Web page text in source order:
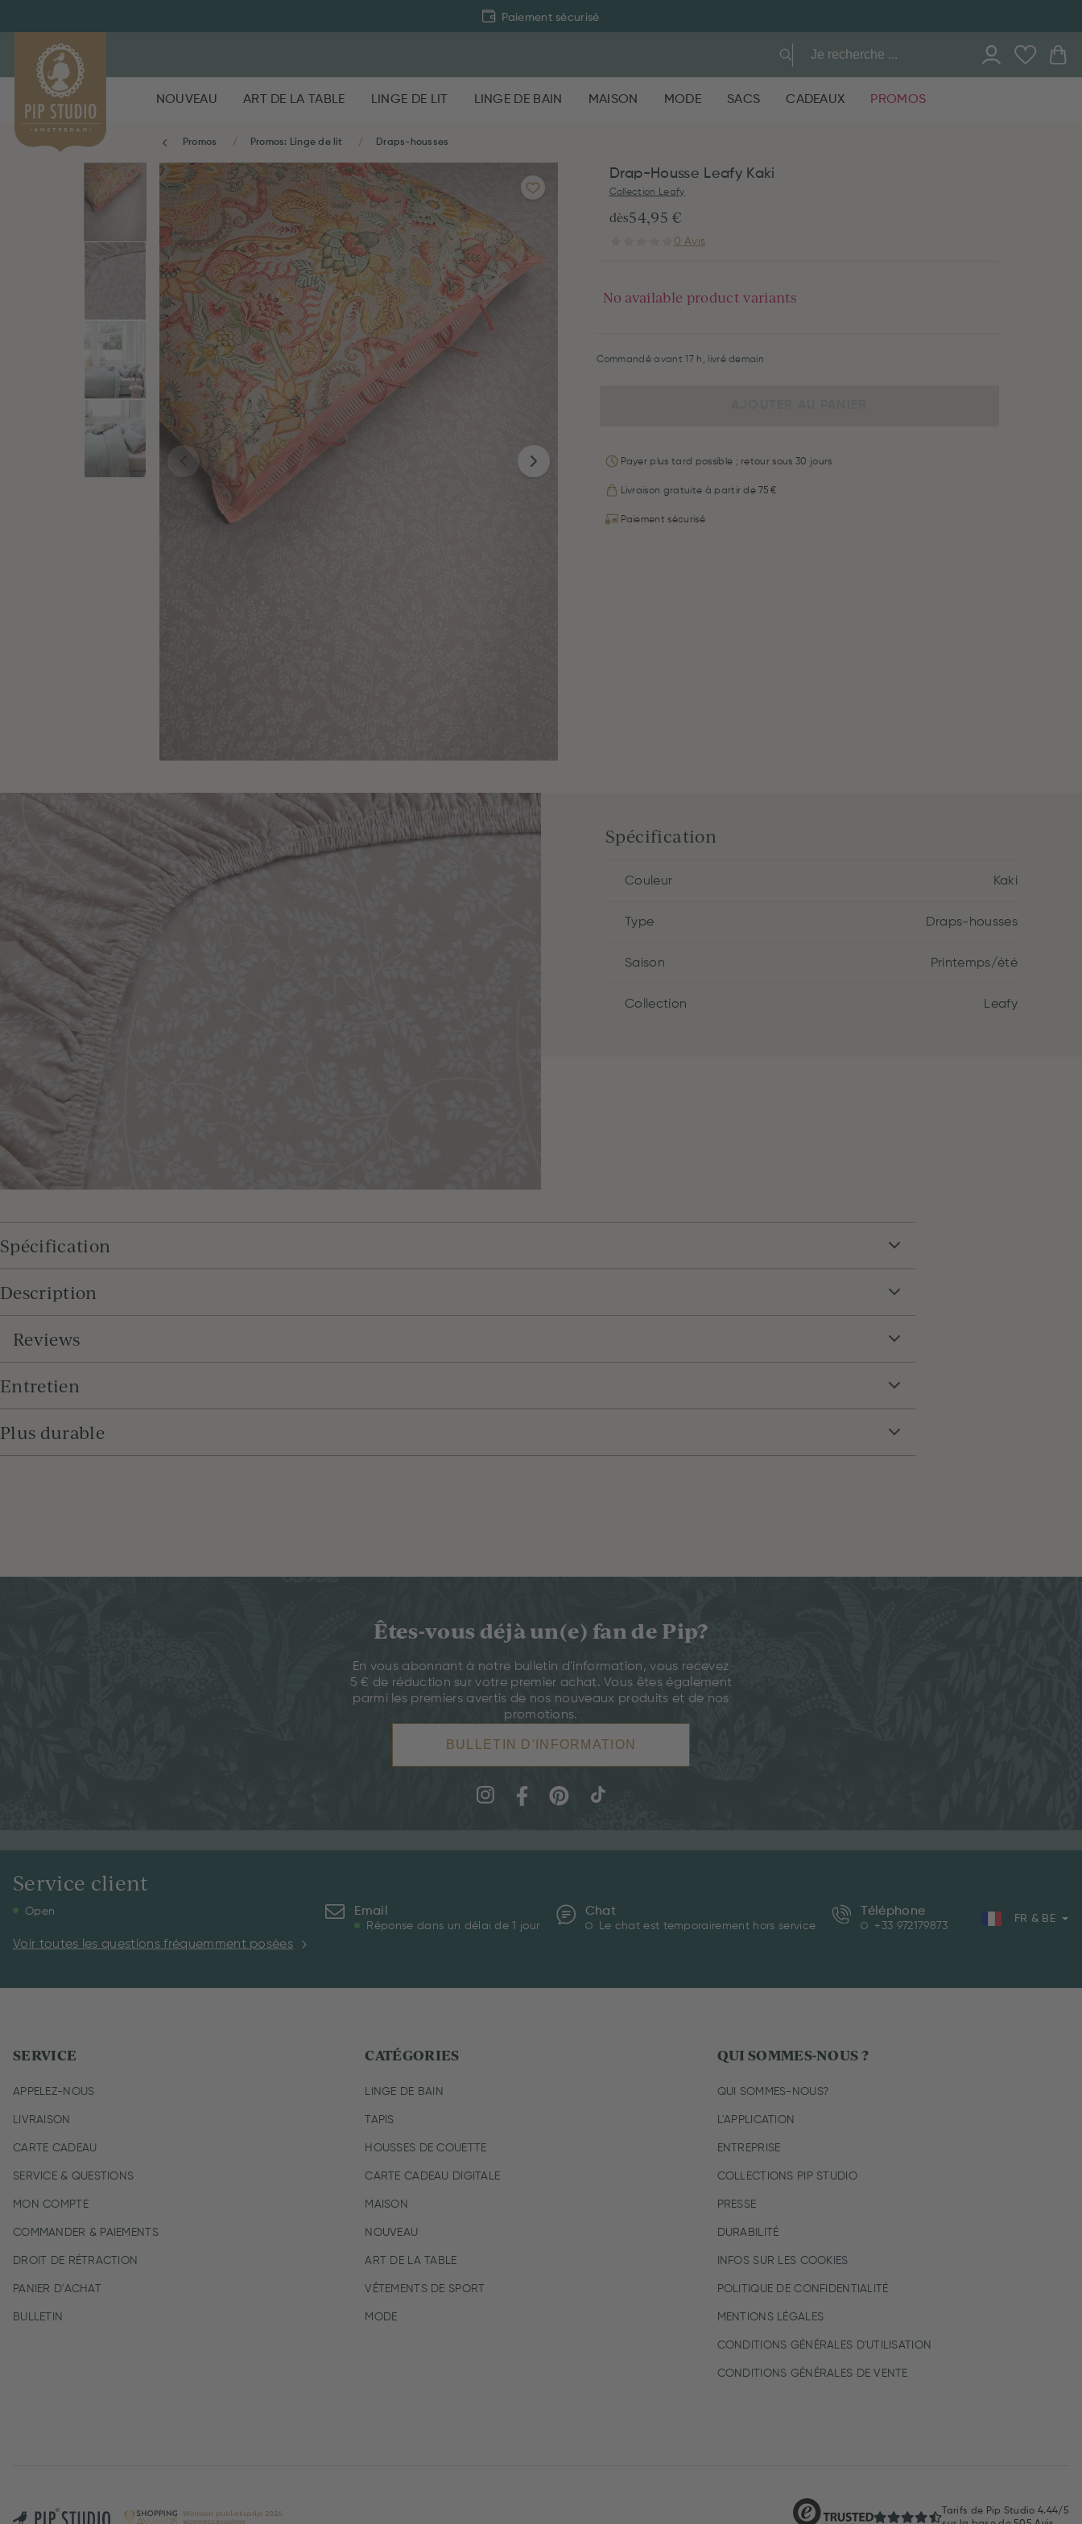
Paiement sécurisé
NOUVEAU ART DE LA TABLE LINGE DE LIT LINGE DE BAIN MAISON MODE SACS CADEAUX PROMOS
Promos Promos: Linge de lit Draps-housses
Drap-Housse Leafy Kaki
Collection Leafy
dès54,95 €
0 Avis
No available product variants
Commandé avant 17 h, livré demain
Payer plus tard possible ; retour sous 30 jours
Livraison gratuite à partir de 75 €
Paiement sécurisé
Spécification
Couleur Kaki
Type Draps-housses
Saison Printemps/été
Collection Leafy
Spécification
Description
Reviews
Entretien
Plus durable
Êtes-vous déjà un(e) fan de Pip?
En vous abonnant à notre bulletin d'information, vous recevez
5 € de réduction sur votre premier achat. Vous êtes également
parmi les premiers avertis de nos nouveaux produits et de nos
promotions.
BULLETIN D'INFORMATION
Service client
Open
Voir toutes les questions fréquemment posées
Email
Réponse dans un délai de 1 jour
Chat
Le chat est temporairement hors service
Téléphone
+33 972179873
FR & BE
SERVICE
APPELEZ-NOUS
LIVRAISON
CARTE CADEAU
SERVICE & QUESTIONS
MON COMPTE
COMMANDER & PAIEMENTS
DROIT DE RÉTRACTION
PANIER D'ACHAT
BULLETIN
CATÉGORIES
LINGE DE BAIN
TAPIS
HOUSSES DE COUETTE
CARTE CADEAU DIGITALE
MAISON
NOUVEAU
ART DE LA TABLE
VÊTEMENTS DE SPORT
MODE
QUI SOMMES-NOUS ?
QUI SOMMES-NOUS?
L'APPLICATION
ENTREPRISE
COLLECTIONS PIP STUDIO
PRESSE
DURABILITÉ
INFOS SUR LES COOKIES
POLITIQUE DE CONFIDENTIALITÉ
MENTIONS LÉGALES
CONDITIONS GÉNÉRALES D'UTILISATION
CONDITIONS GÉNÉRALES DE VENTE
Tarifs de Pip Studio4.44/5